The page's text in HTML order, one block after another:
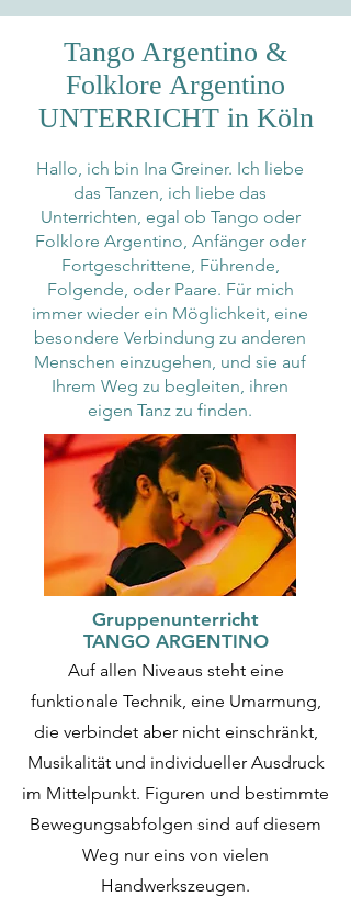
Tango Argentino &
Folklore Argentino
UNTERRICHT in Köln
Hallo, ich bin Ina Greiner. Ich liebe
das Tanzen, ich liebe das
Unterrichten, egal ob Tango oder
Folklore Argentino, Anfänger oder
Fortgeschrittene, Führende,
Folgende, oder Paare. Für mich
immer wieder ein Möglichkeit, eine
besondere Verbindung zu anderen
Menschen einzugehen, und sie auf
Ihrem Weg zu begleiten, ihren
eigen Tanz zu finden.
Gruppenunterricht
TANGO ARGENTINO
Auf allen Niveaus steht eine
funktionale Technik, eine Umarmung,
die verbindet aber nicht einschränkt,
Musikalität und individueller Ausdruck
im Mittelpunkt. Figuren und bestimmte
Bewegungsabfolgen sind auf diesem
Weg nur eins von vielen
Handwerkszeugen.